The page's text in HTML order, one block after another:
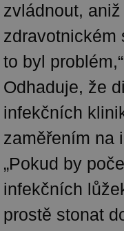
zvládnout,
zdravotnickém
to byl
Odhaduje, že
infekčních
zaměřením na
„Pokud by
infekčních
prostě stonat